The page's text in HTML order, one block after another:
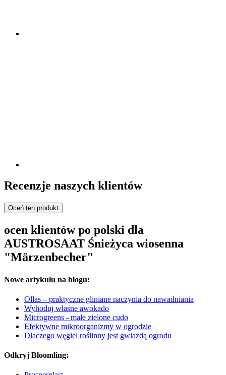
Recenzje naszych klientów
Oceń ten produkt
ocen klientów po polski dla
AUSTROSAAT Śnieżyca wiosenna
"Märzenbecher"
Nowe artykułu na blogu:
Ollas – praktyczne gliniane naczynia do nawadniania
Wyhoduj własne awokado
Microgreens - małe zielone cudo
Efektywne mikroorganizmy w ogrodzie
Dlaczego węgiel roślinny jest gwiazdą ogrodu
Odkryj Bloomling: